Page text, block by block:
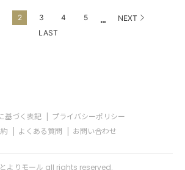
2 3 4 5 ...
NEXT
LAST
基づく表記
プライバシーポリシー
よくある質問 お問い合わせ
よりモール all rights reserved.